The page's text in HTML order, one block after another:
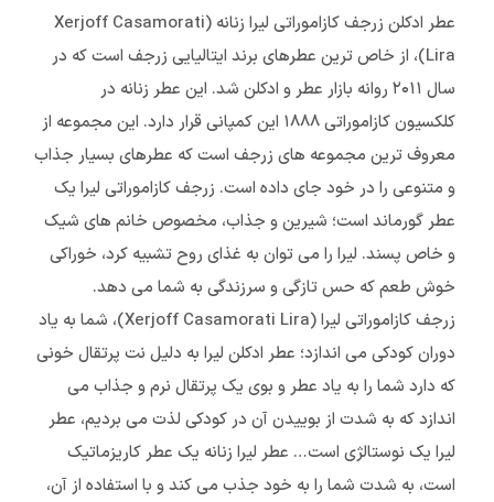
عطر ادکلن زرجف کازاموراتی لیرا زنانه (Xerjoff Casamorati
Lira)، از خاص ترین عطرهای برند ایتالیایی زرجف است که در
سال ۲۰۱۱ روانه بازار عطر و ادکلن شد. این عطر زنانه در
کلکسیون کازاموراتی ۱۸۸۸ این کم‍‍پانی قرار دارد. این مجموعه از
معروف ترین مجموعه های زرجف است که عطرهای بسیار جذاب
و متنوعی را در خود جای داده است. زرجف کازاموراتی لیرا یک
عطر گورماند است؛ شیرین و جذاب، مخصوص خانم های شیک
و خاص پسند. لیرا را می توان به غذای روح تشبیه کرد، خوراکی
خوش طعم که حس تازگی و سرزندگی به شما می دهد.
زرجف کازاموراتی لیرا (Xerjoff Casamorati Lira)، شما به یاد
دوران کودکی می اندازد؛ عطر ادکلن لیرا به دلیل نت پرتقال خونی
که دارد شما را به یاد عطر و بوی یک پرتقال نرم و جذاب می
اندازد که به شدت از بوییدن آن در کودکی لذت می بردیم، عطر
لیرا یک نوستالژی است… عطر لیرا زنانه یک عطر کاریزماتیک
است، به شدت شما را به خود جذب می کند و با استفاده از آن،